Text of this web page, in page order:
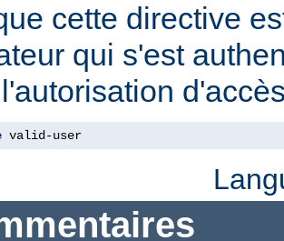
cette directive
qui s'est
valid-user